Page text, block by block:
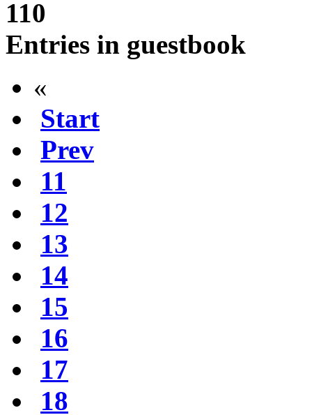
110
Entries in guestbook
«
Start
Prev
11
12
13
14
15
16
17
18